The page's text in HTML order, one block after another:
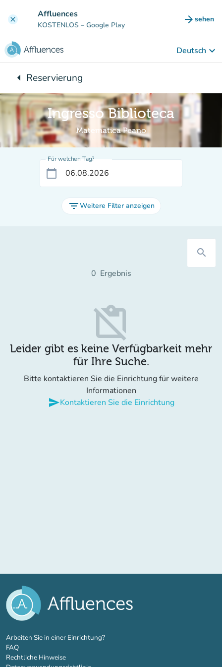
clear Affluences
KOSTENLOS – Google Play arrow_forward sehen
(new
Deutsch keyboard_arrow_down
arrow_leftZurück zu:
Reservierung
Ingresso Biblioteca
Matematica Peano
Für welchen Tag?
calendar_today
filter_listWeitere Filter anzeigen
search
0 Ergebnis
content_paste_off
Leider gibt es keine Verfügbarkeit mehr
für Ihre Suche.
Bitte kontaktieren Sie die Einrichtung für weitere
Informationen
sendKontaktieren Sie die Einrichtung
Arbeiten Sie in einer Einrichtung?(new tab)
FAQ
Rechtliche Hinweise